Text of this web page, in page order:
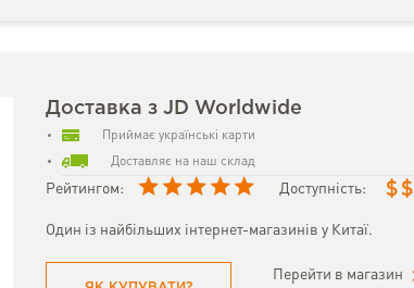
Доставка з JD Worldwide
Приймає українські карти
Доставляє на наш склад
Рейтингом: Доступність: $ $
Один із найбільших інтернет-магазинів у Китаї.
Перейти в магазин